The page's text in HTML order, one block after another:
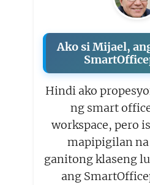
Ako si Mijael,
Hindi ako
ng smart
workspace, pero
mapipigilan
ganitong klaseng
ang